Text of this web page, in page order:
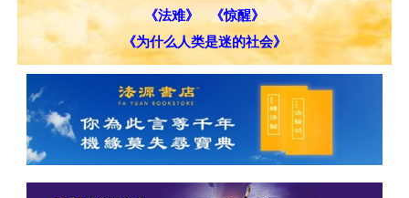
《法难》
《惊醒》
《为什么人类是迷的社会》